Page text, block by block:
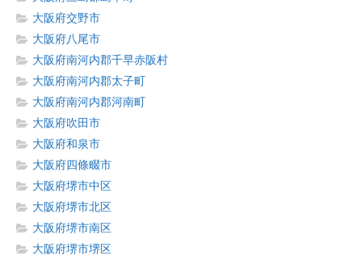
大阪府交野市
大阪府八尾市
大阪府南河内郡千早赤阪村
大阪府南河内郡太子町
大阪府南河内郡河南町
大阪府吹田市
大阪府和泉市
大阪府四條畷市
大阪府堺市中区
大阪府堺市北区
大阪府堺市南区
大阪府堺市堺区